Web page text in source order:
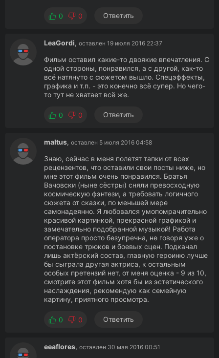
0 0 Ответить
LeaGordi, оставлен 19 июля 2016 22:37
Фильм оставил какие-то двоякие впечатления. С
одной стороны, понравился, а с другой, как-то
всё натянуто с сюжетом вышло. Спецэффекты,
графика и т.п. - это конечно всё супер. Но чего-
то тут не хватает всё же.
0 0 Ответить
maltus, оставлен 5 июля 2016 04:58
Знаю, сейчас в меня полетят тапки от всех
рецензентов, что оставили свои посты ниже, но
мне этот фильм очень понравился. Братья
Вачовски (ныне сёстры) сняли превосходную
космическую фэнтези, а требовать логичного
сюжета от сказки, по меньшей мере
самонадеянно. Я любовался умопомрачительно
красивой картинкой, прекрасной графикой и
замечательно подобранной музыкой! Работа
оператора просто безупречна, не говоря уже о
постановке трюков и боевых сцен. Подкачал
лишь актёрский состав, главную героиню лучше
бы сыграла другая актриса, к остальным
особых претензий нет, от меня оценка - 9 из 10,
смотрите этот фильм хотя бы из эстетического
наслаждения, рекомендую как семейную
картину, приятного просмотра.
0 0 Ответить
eeaflores, оставлен 30 мая 2016 00:51